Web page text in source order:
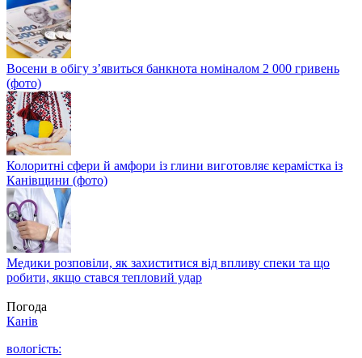
Восени в обігу з’явиться банкнота номіналом 2 000 гривень
(фото)
Колоритні сфери й амфори із глини виготовляє керамістка із
Канівщини (фото)
Медики розповіли, як захиститися від впливу спеки та що
робити, якщо стався тепловий удар
Погода
Канів
вологість: